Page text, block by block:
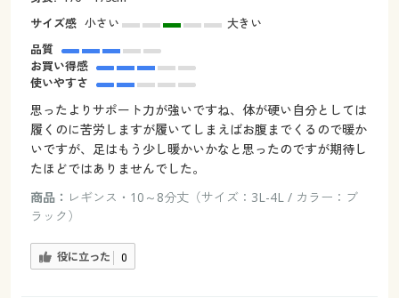
サイズ感 小さい
大きい
品質
お買い得感
使いやすさ
思ったよりサポート力が強いですね、体が硬い自分としては
履くのに苦労しますが履いてしまえばお腹までくるので暖か
いですが、足はもう少し暖かいかなと思ったのですが期待し
たほどではありませんでした。
商品： レギンス・10～8分丈（サイズ：3L-4L / カラー：ブ
ラック）
役に立った 0